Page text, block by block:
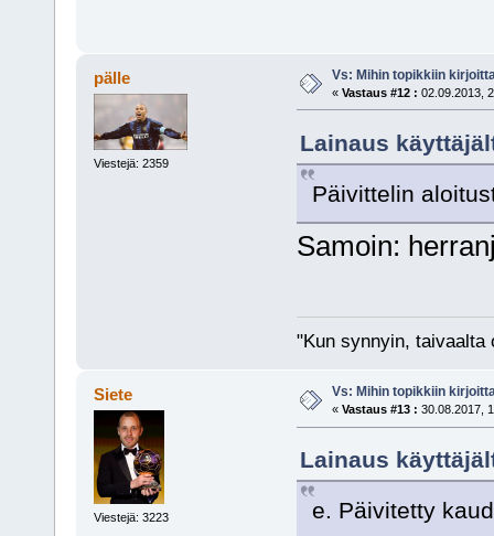
pälle
Viestejä: 2359
Vs: Mihin topikkiin
« Vastaus #12 : 02.09.2013,
Lainaus
Päivittelin
Samoin:
"Kun synnyin, taivaalta
Siete
Viestejä: 3223
Vs: Mihin topikkiin
« Vastaus #13 : 30.08.2017,
Lainaus
e. Päivitetty